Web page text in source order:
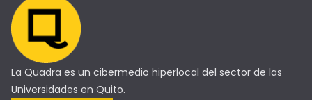
La Quadra es un cibermedio hiperlocal del sector de las
Universidades en Quito.